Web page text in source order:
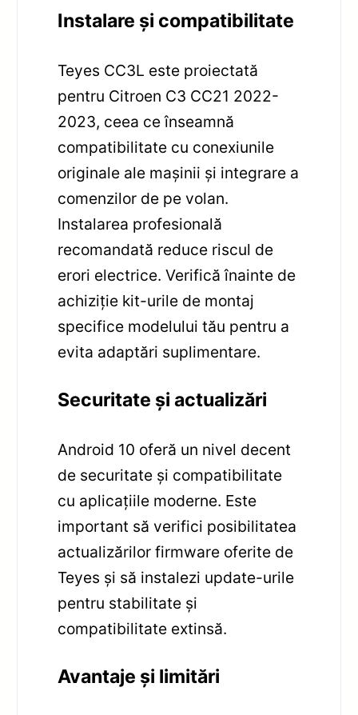
Instalare și compatibilitate
Teyes CC3L este proiectată
pentru Citroen C3 CC21 2022-
2023, ceea ce înseamnă
compatibilitate cu conexiunile
originale ale mașinii și integrare a
comenzilor de pe volan.
Instalarea profesională
recomandată reduce riscul de
erori electrice. Verifică înainte de
achiziție kit-urile de montaj
specifice modelului tău pentru a
evita adaptări suplimentare.
Securitate și actualizări
Android 10 oferă un nivel decent
de securitate și compatibilitate
cu aplicațiile moderne. Este
important să verifici posibilitatea
actualizărilor firmware oferite de
Teyes și să instalezi update-urile
pentru stabilitate și
compatibilitate extinsă.
Avantaje și limitări